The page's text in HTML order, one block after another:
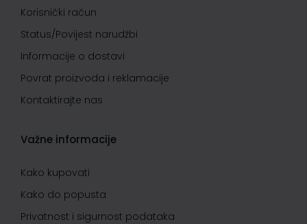
Korisnički račun
Status/Povijest narudžbi
Informacije o dostavi
Povrat proizvoda i reklamacije
Kontaktirajte nas
Važne informacije
Kako kupovati
Kako do popusta
Privatnost i sigurnost podataka